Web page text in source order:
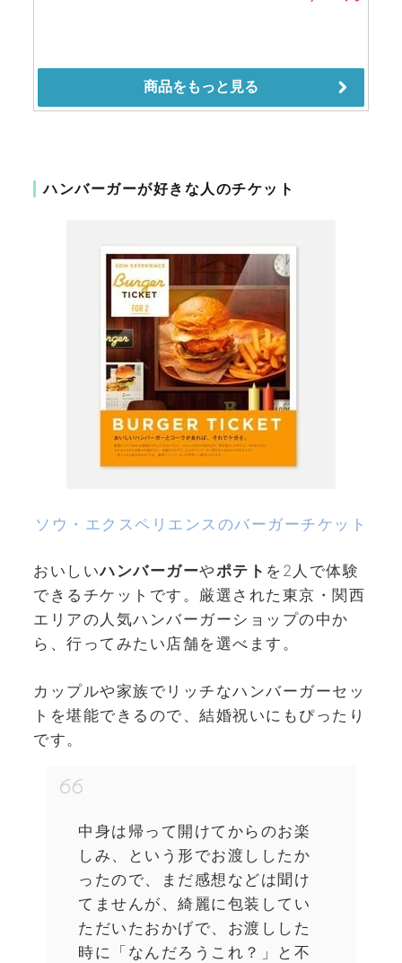
ハンバーガーが好きな人のチケット
ソウ・エクスペリエンスのバーガーチケット
おいしいハンバーガーやポテト を2人で体験
できるチケットです。厳選された東京・関西
エリアの人気ハンバーガーショップの中か
ら、行ってみたい店舗を選べます。
カップルや家族でリッチなハンバーガーセッ
トを堪能できるので、結婚祝いにもぴったり
です。
中身は帰って開けてからのお楽
しみ、という形でお渡ししたか
ったので、まだ感想などは聞け
てませんが、綺麗に包装してい
ただいたおかげで、お渡しした
時に「なんだろうこれ？」と不